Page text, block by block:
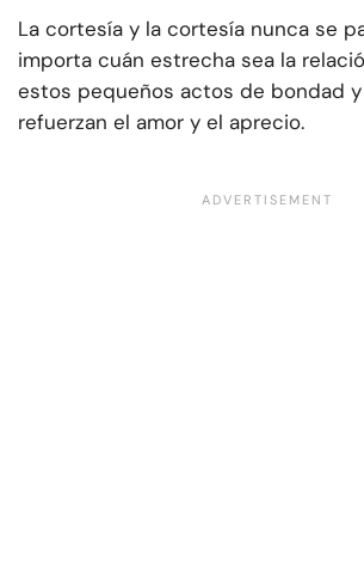
La cortesía y la cortesía nunca se
importa cuán estrecha sea la
estos pequeños actos de bondad
refuerzan el amor y el aprecio.